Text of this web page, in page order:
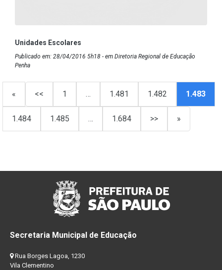
Unidades Escolares
Publicado em: 28/04/2016 5h18 - em Diretoria Regional de Educação
Penha
« << 1 … 1.481 1.482 1.483
1.484 1.485 … 1.684 >> »
Secretaria Municipal de Educação
Rua Borges Lagoa, 1230
Vila Clementino